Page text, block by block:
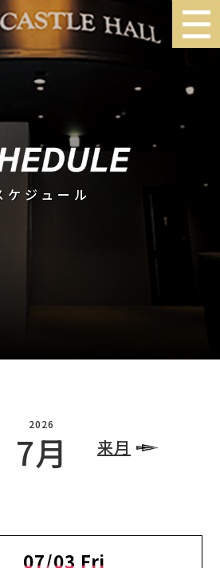
ケジュール
2026
7月 来月
07/03 Fri